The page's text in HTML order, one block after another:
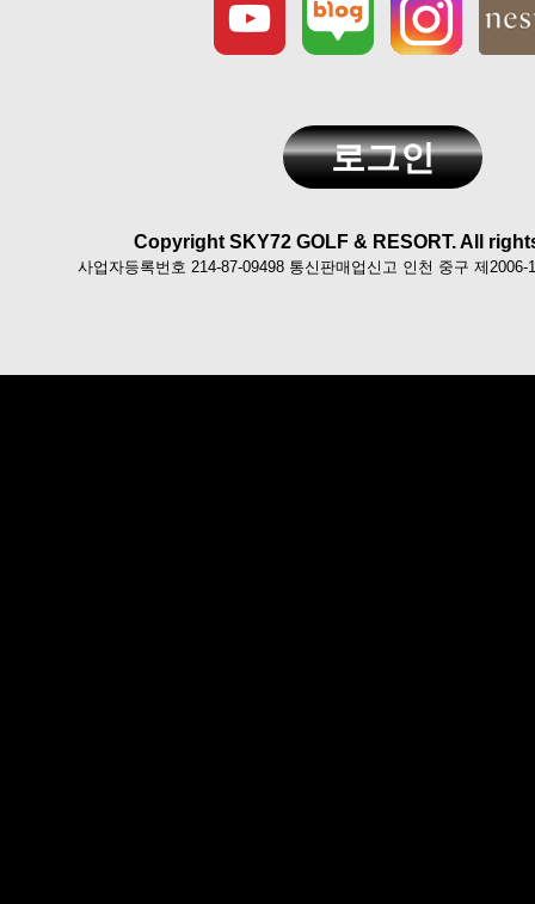
로그인
Copyright SKY72 GOLF & RESORT. All
사업자등록번호 214-87-09498 통신판매업신고 인천 중구 제2006-